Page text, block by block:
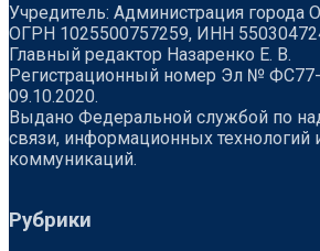
Учредитель: Администрация города
ОГРН 1025500757259, ИНН
Главный редактор Назаренко Е. В.
Регистрационный номер Эл №
09.10.2020.
Выдано Федеральной службой по
связи, информационных технологий
коммуникаций.
Рубрики